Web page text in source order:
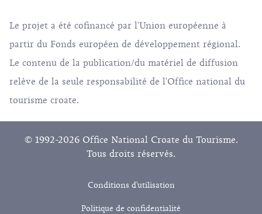
Le projet a été cofinancé par l'Union européenne à
partir du Fonds européen de développement régional.
Le contenu de la publication/du matériel de diffusion
relève de la seule responsabilité de l'Office national du
tourisme croate.
© 1992-2026 Office National Croate du Tourisme.
Tous droits réservés.
Conditions d'utilisation
Politique de confidentialité